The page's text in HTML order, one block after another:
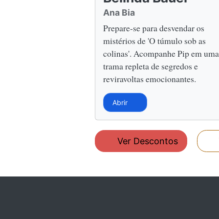
Ana Bia
Prepare-se para desvendar os
mistérios de 'O túmulo sob as
colinas'. Acompanhe Pip em uma
trama repleta de segredos e
reviravoltas emocionantes.
Abrir
Ver Descontos